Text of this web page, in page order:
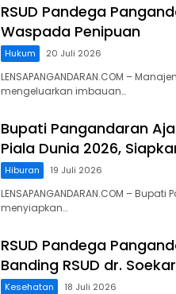
RSUD Pandega
Waspada Penipuan
Hukum 20 Juli 2026
LENSAPANGANDARAN.COM –
mengeluarkan imbauan…
Bupati Pangandaran
Piala Dunia 2026,
Hiburan 19 Juli 2026
LENSAPANGANDARAN.COM –
menyiapkan…
RSUD Pandega
Banding RSUD dr.
Kesehatan 18 Juli 2026